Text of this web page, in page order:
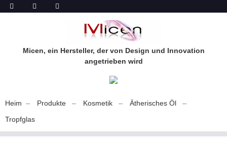
Micen, ein Hersteller, der von Design und Innovation
angetrieben wird
Heim Produkte Kosmetik
Ätherisches Öl
Tropfglas